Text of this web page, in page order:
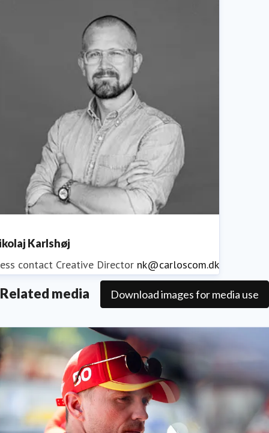
Karlshøj
contact Creative Director nk@carloscom.dk
Related media Download images for media use